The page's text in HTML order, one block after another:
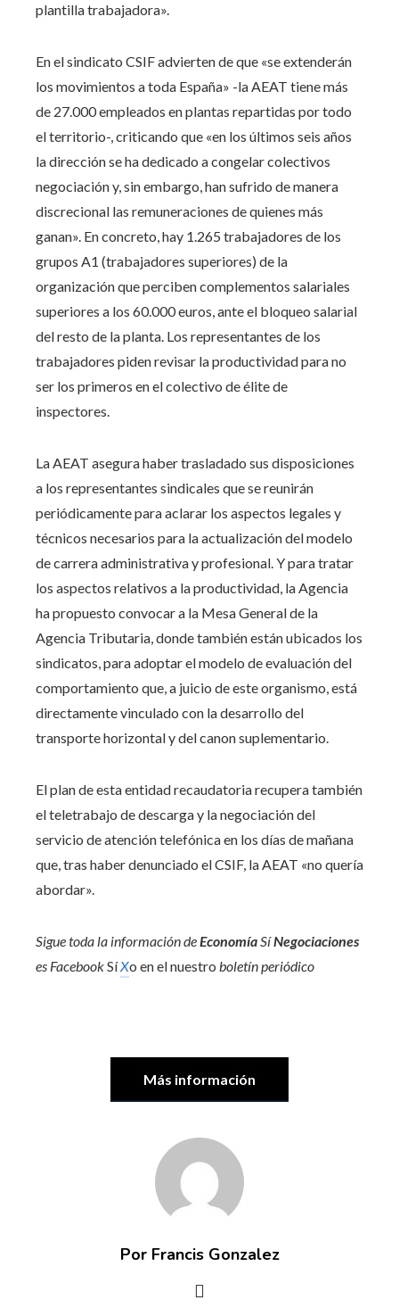
plantilla trabajadora».
En el sindicato CSIF advierten de que «se extenderán
los movimientos a toda España» -la AEAT tiene más
de 27.000 empleados en plantas repartidas por todo
el territorio-, criticando que «en los últimos seis años
la dirección se ha dedicado a congelar colectivos
negociación y, sin embargo, han sufrido de manera
discrecional las remuneraciones de quienes más
ganan». En concreto, hay 1.265 trabajadores de los
grupos A1 (trabajadores superiores) de la
organización que perciben complementos salariales
superiores a los 60.000 euros, ante el bloqueo salarial
del resto de la planta. Los representantes de los
trabajadores piden revisar la productividad para no
ser los primeros en el colectivo de élite de
inspectores.
La AEAT asegura haber trasladado sus disposiciones
a los representantes sindicales que se reunirán
periódicamente para aclarar los aspectos legales y
técnicos necesarios para la actualización del modelo
de carrera administrativa y profesional. Y para tratar
los aspectos relativos a la productividad, la Agencia
ha propuesto convocar a la Mesa General de la
Agencia Tributaria, donde también están ubicados los
sindicatos, para adoptar el modelo de evaluación del
comportamiento que, a juicio de este organismo, está
directamente vinculado con la desarrollo del
transporte horizontal y del canon suplementario.
El plan de esta entidad recaudatoria recupera también
el teletrabajo de descarga y la negociación del
servicio de atención telefónica en los días de mañana
que, tras haber denunciado el CSIF, la AEAT «no quería
abordar».
Sigue toda la información deEconomía SíNegociaciones
es FacebookSíXo en el nuestro boletín periódico
Más información
Por Francis Gonzalez